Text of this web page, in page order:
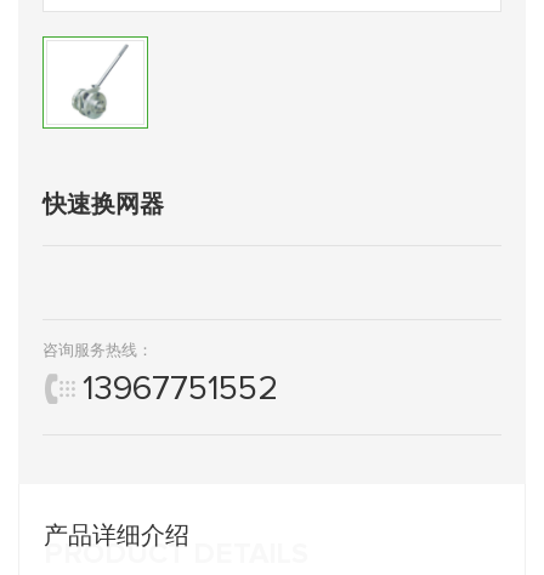
快速换网器
咨询服务热线：
13967751552
产品详细介绍
PRODUCT DETAILS